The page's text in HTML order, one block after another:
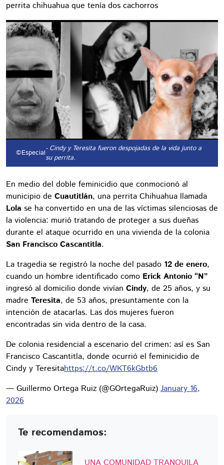
perrita chihuahua que tenía dos cachorros
©Especial- Cindy y Teresita fueron despojadas de la vida junto a
su perrita.
En medio del doble feminicidio que conmocionó al
municipio de Cuautitlán, una perrita Chihuahua llamada
Lola se ha convertido en una de las víctimas silenciosas de
la violencia: murió tratando de proteger a sus dueñas
durante el ataque ocurrido en una vivienda de la colonia
San Francisco Cascantitla.
La tragedia se registró la noche del pasado 12 de enero,
cuando un hombre identificado como Erick Antonio “N”
ingresó al domicilio donde vivían Cindy, de 25 años, y su
madre Teresita, de 53 años, presuntamente con la
intención de atacarlas. Las dos mujeres fueron
encontradas sin vida dentro de la casa.
De colonia residencial a escenario del crimen: así es San
Francisco Cascantitla, donde ocurrió el feminicidio de
Cindy y Teresitahttps://t.co/WKT6kGbtb6
— Guillermo Ortega Ruiz (@GOrtegaRuiz) January 16,
2026
Te recomendamos:
UNA COMUNIDAD TRANQUILA